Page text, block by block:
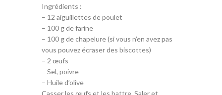
Ingrédients :
– 12 aiguillettes de poulet
– 100 g de farine
– 100 g de chapelure (si vous n’en avez pas
vous pouvez écraser des biscottes)
– 2 œufs
– Sel, poivre
– Huile d’olive
Casser les œufs et les battre. Saler et